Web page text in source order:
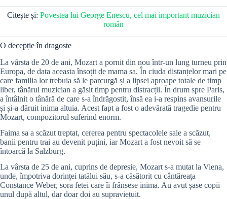
Citește și: Povestea lui George Enescu, cel mai important muzician
român
O decepție în dragoste
La vârsta de 20 de ani, Mozart a pornit din nou într-un lung turneu prin
Europa, de data aceasta însoțit de mama sa. În ciuda distanțelor mari pe
care familia lor trebuia să le parcurgă și a lipsei aproape totale de timp
liber, tânărul muzician a găsit timp pentru distracții. În drum spre Paris,
a întâlnit o tânără de care s-a îndrăgostit, însă ea i-a respins avansurile
și și-a dăruit inima altuia. Acest fapt a fost o adevărată tragedie pentru
Mozart, compozitorul suferind enorm.
Faima sa a scăzut treptat, cererea pentru spectacolele sale a scăzut,
banii pentru trai au devenit puțini, iar Mozart a fost nevoit să se
întoarcă la Salzburg.
La vârsta de 25 de ani, cuprins de depresie, Mozart s-a mutat la Viena,
unde, împotriva dorinței tatălui său, s-a căsătorit cu cântăreața
Constance Weber, sora fetei care îi frânsese inima. Au avut șase copii
unul după altul, dar doar doi au supraviețuit.